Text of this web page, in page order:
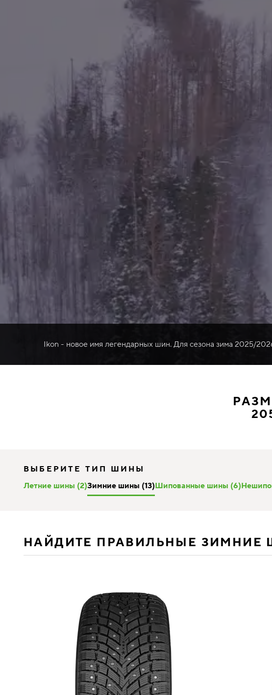
Ikon - новое имя легендарных шин. Для сезона зима 2025/
ВЫБЕРИТЕ ТИП ШИНЫ
Летние шины (2)Зимние шины (13)Шипованные шины (6)
НАЙДИТЕ ПРАВИЛЬНЫЕ